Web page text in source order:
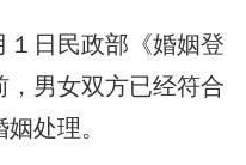
日民政部《婚姻登
男女双方已经符合
处理。